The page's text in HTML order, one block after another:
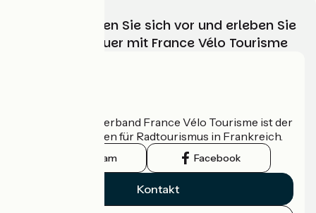
Wählen, bereiten Sie sich vor und erleben Sie
Ihr Radabenteuer mit France Vélo Tourisme
Der nationale Verband France Vélo Tourisme ist der
offizielle Leitfaden für Radtourismus in Frankreich.
Instagram Facebook
Kontakt